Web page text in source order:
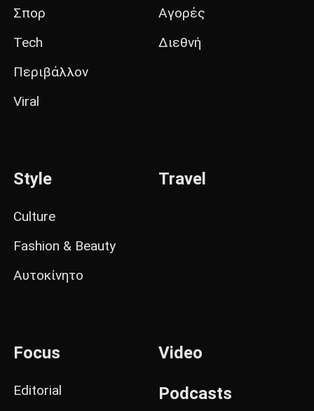
Σπορ
Tech
Περιβάλλον
Viral
Αγορές
Διεθνή
Style
Culture
Fashion & Beauty
Αυτοκίνητο
Travel
Focus
Editorial
Video
Podcasts